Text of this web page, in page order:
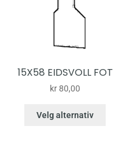
15X58 EIDSVOLL FOT
kr80,00
Velg alternativ